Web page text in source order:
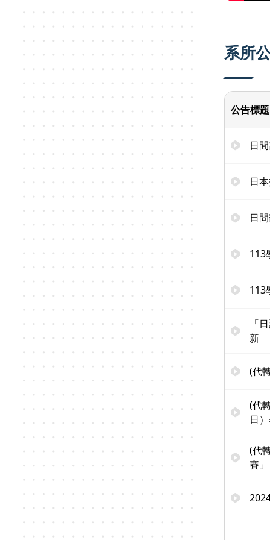
系所
公告標題
日
日
日
113
113
「
新
(代
(代
日
(代
賽」